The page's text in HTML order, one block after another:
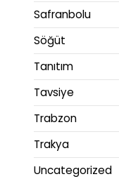
Safranbolu
Söğüt
Tanıtım
Tavsiye
Trabzon
Trakya
Uncategorized